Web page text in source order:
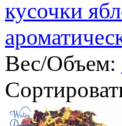
кусочки
Вес/Объем: